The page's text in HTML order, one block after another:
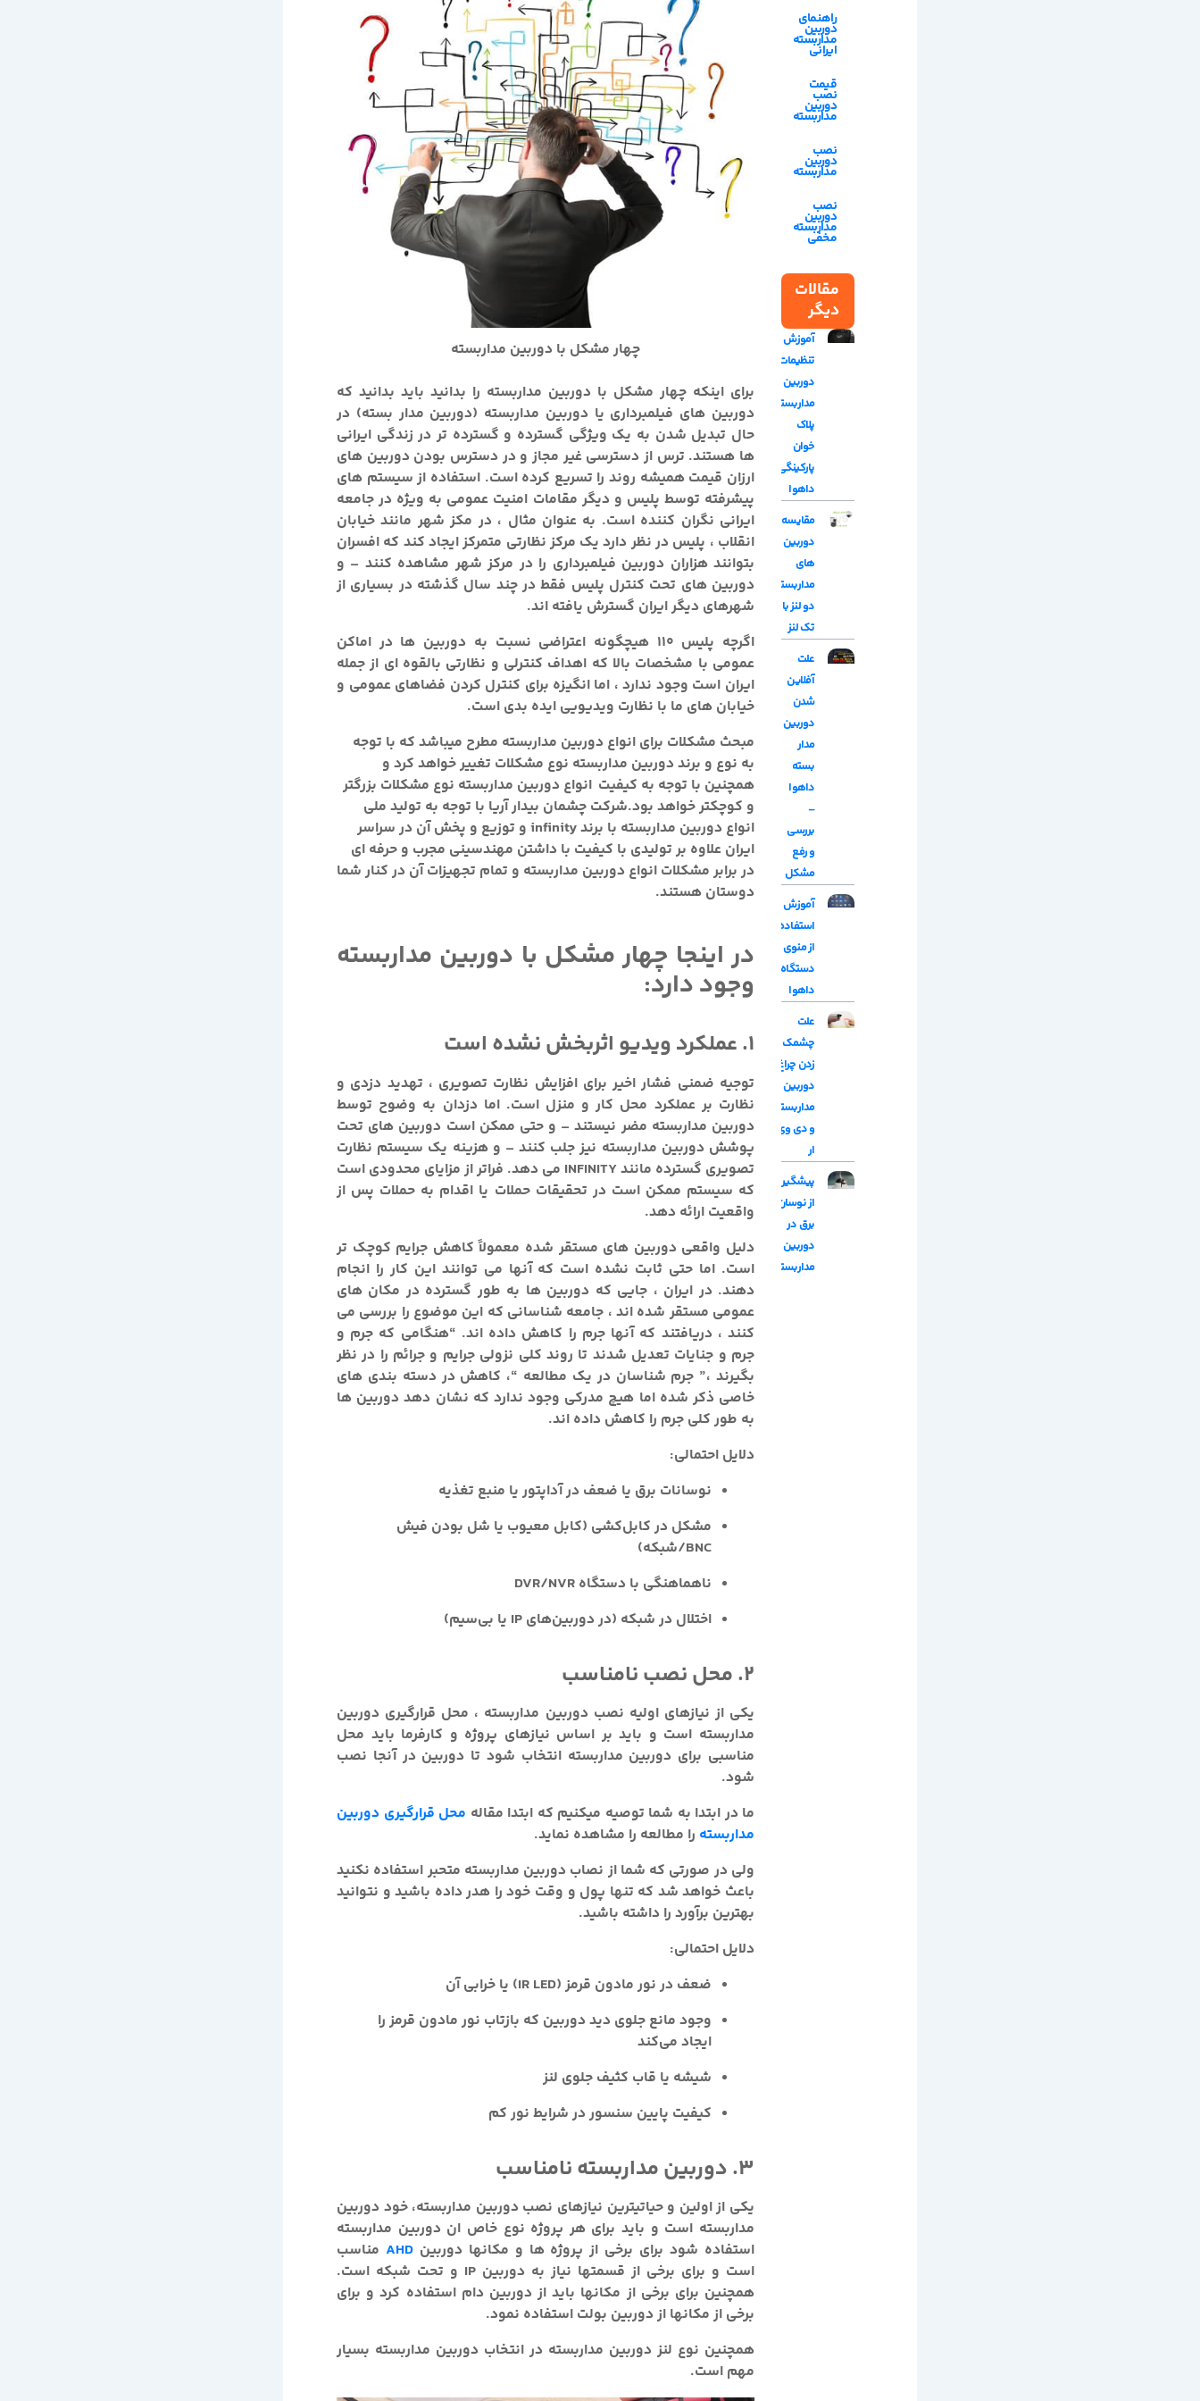
راهنمای
دوربین
مداربسته
ایرانی
قیمت
نصب
دوربین
مداربسته
نصب
دوربین
مداربسته
نصب
دوربین
مداربسته
مخفی
مقالات
دیگر
آموزش
تنظیمات
دوربین
مداربسته
پلاک
خوان
پارکینگی
داهوا
مقایسه
دوربین
های
مداربسته
دو لنز با
تک لنز
علت
آفلاین
شدن
دوربین
مدار
بسته
داهوا
–
بررسی
و رفع
مشکل
آموزش
استفاده
از منوی
دستگاه
داهوا
علت
چشمک
زدن چراغ
دوربین
مداربسته
و دی وی
ار
پیشگیری
از نوسان
برق در
دوربین
مداربسته
چهار مشکل با دوربین مداربسته
برای اینکه چهار مشکل با دوربین مداربسته را بدانید باید بدانید که
دوربین های فیلمبرداری یا دوربین مداربسته (دوربین مدار بسته) در
حال تبدیل شدن به یک ویژگی گسترده و گسترده تر در زندگی ایرانی
ها هستند. ترس از دسترسی غیر مجاز و در دسترس بودن دوربین های
ارزان قیمت همیشه روند را تسریع کرده است. استفاده از سیستم های
پیشرفته توسط پلیس و دیگر مقامات امنیت عمومی به ویژه در جامعه
ایرانی نگران کننده است. به عنوان مثال ، در مکز شهر مانند خیابان
انقلاب ، پلیس در نظر دارد یک مرکز نظارتی متمرکز ایجاد کند که افسران
بتوانند هزاران دوربین فیلمبرداری را در مرکز شهر مشاهده کنند – و
دوربین های تحت کنترل پلیس فقط در چند سال گذشته در بسیاری از
شهرهای دیگر ایران گسترش یافته اند.
اگرچه پلیس 110 هیچگونه اعتراضی نسبت به دوربین ها در اماکن
عمومی با مشخصات بالا که اهداف کنترلی و نظارتی بالقوه ای از جمله
ایران است وجود ندارد ، اما انگیزه برای کنترل کردن فضاهای عمومی و
خیابان های ما با نظارت ویدیویی ایده بدی است.
مبحث مشکلات برای انواع دوربین مداربسته مطرح میباشد که با توجه
به نوع و برند دوربین مداربسته نوع مشکلات تغییر خواهد کرد و
همچنین با توجه به کیفیت انواع دوربین مداربسته نوع مشکلات بزرگتر
و کوچکتر خواهد بود.شرکت چشمان بیدار آریا با توجه به تولید ملی
انواع دوربین مداربسته با برند infinity و توزیع و پخش آن در سراسر
ایران علاوه بر تولیدی با کیفیت با داشتن مهندسینی مجرب و حرفه ای
در برابر مشکلات انواع دوربین مداربسته و تمام تجهیزات آن در کنار شما
دوستان هستند.
در اینجا چهار مشکل با دوربین مداربسته
وجود دارد:
1. عملکرد ویدیو اثربخش نشده است
توجیه ضمنی فشار اخیر برای افزایش نظارت تصویری ، تهدید دزدی و
نظارت بر عملکرد محل کار و منزل است. اما دزدان به وضوح توسط
دوربین مداربسته مضر نیستند – و حتی ممکن است دوربین های تحت
پوشش دوربین مداربسته نیز جلب کنند – و هزینه یک سیستم نظارت
تصویری گسترده مانند INFINITY می دهد. فراتر از مزایای محدودی است
که سیستم ممکن است در تحقیقات حملات یا اقدام به حملات پس از
واقعیت ارائه دهد.
دلیل واقعی دوربین های مستقر شده معمولاً کاهش جرایم کوچک تر
است. اما حتی ثابت نشده است که آنها می توانند این کار را انجام
دهند. در ایران ، جایی که دوربین ها به طور گسترده در مکان های
عمومی مستقر شده اند ، جامعه شناسانی که این موضوع را بررسی می
کنند ، دریافتند که آنها جرم را کاهش داده اند. “هنگامی که جرم و
جرم و جنایات تعدیل شدند تا روند کلی نزولی جرایم و جرائم را در نظر
بگیرند ،” جرم شناسان در یک مطالعه “، کاهش در دسته بندی های
خاصی ذکر شده اما هیچ مدرکی وجود ندارد که نشان دهد دوربین ها
به طور کلی جرم را کاهش داده اند.
دلایل احتمالی:
نوسانات برق یا ضعف در آداپتور یا منبع تغذیه
مشکل در کابل‌کشی (کابل معیوب یا شل بودن فیش
BNC/شبکه)
ناهماهنگی با دستگاه DVR/NVR
اختلال در شبکه (در دوربین‌های IP یا بی‌سیم)
2. محل نصب نامناسب
یکی از نیازهای اولیه نصب دوربین مداربسته ، محل قرارگیری دوربین
مداربسته است و باید بر اساس نیازهای پروژه و کارفرما باید محل
مناسبی برای دوربین مداربسته انتخاب شود تا دوربین در آنجا نصب
شود.
ما در ابتدا به شما توصیه میکنیم که ابتدا مقاله محل قرارگیری دوربین
مداربسته را مطالعه را مشاهده نماید.
ولی در صورتی که شما از نصاب دوربین مداربسته متحبر استفاده نکنید
باعث خواهد شد که تنها پول و وقت خود را هدر داده باشید و نتوانید
بهترین برآورد را داشته باشید.
دلایل احتمالی:
ضعف در نور مادون قرمز (IR LED) یا خرابی آن
وجود مانع جلوی دید دوربین که بازتاب نور مادون قرمز را
ایجاد می‌کند
شیشه یا قاب کثیف جلوی لنز
کیفیت پایین سنسور در شرایط نور کم
3. دوربین مداربسته نامناسب
یکی از اولین و حیاتیترین نیازهای نصب دوربین مداربسته، خود دوربین
مداربسته است و باید برای هر پروژه نوع خاص ان دوربین مداربسته
استفاده شود برای برخی از پروژه ها و مکانها دوربینAHD مناسب
است و برای برخی از قسمتها نیاز به دوربین IP و تحت شبکه است.
همچنین برای برخی از مکانها باید از دوربین دام استفاده کرد و برای
برخی از مکانها از دوربین بولت استفاده نمود.
همچنین نوع لنز دوربین مداربسته در انتخاب دوربین مداربسته بسیار
مهم است.